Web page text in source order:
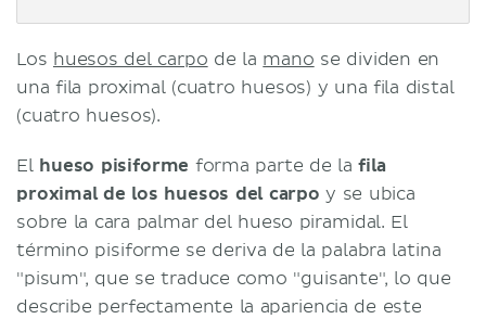
Los huesos del carpo de la mano se dividen en
una fila proximal (cuatro huesos) y una fila distal
(cuatro huesos).
El hueso pisiforme forma parte de lafila
proximal de los huesos del carpo y se ubica
sobre la cara palmar del hueso piramidal. El
término pisiforme se deriva de la palabra latina
"pisum", que se traduce como "guisante", lo que
describe perfectamente la apariencia de este